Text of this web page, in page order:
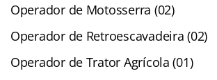
Operador de Motosserra (02)
Operador de Retroescavadeira (02)
Operador de Trator Agrícola (01)